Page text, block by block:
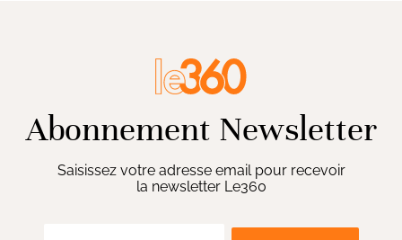
Abonnement Newsletter
Saisissez votre adresse email pour recevoir
la newsletter Le360